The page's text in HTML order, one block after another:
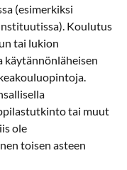
(esimerkiksi
Koulutus
tai lukion
käytännönläheisen
tai muut
ole
toisen asteen